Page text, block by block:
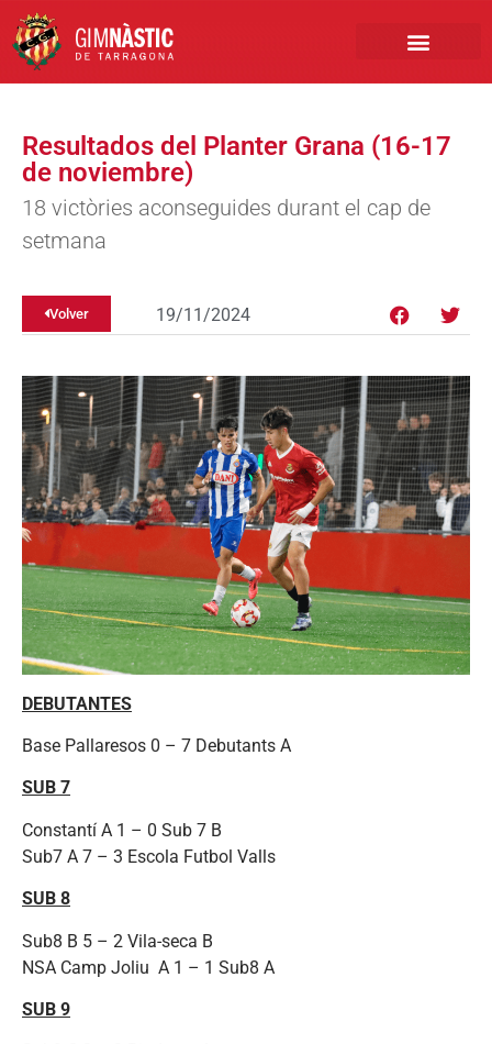
Resultados del Planter Grana (16-17
de noviembre)
18 victòries aconseguides durant el cap de
setmana
Volver 19/11/2024
DEBUTANTES
Base Pallaresos 0 – 7 Debutants A
SUB 7
Constantí A 1 – 0 Sub 7 B
Sub7 A 7 – 3 Escola Futbol Valls
SUB 8
Sub8 B 5 – 2 Vila-seca B
NSA Camp Joliu A 1 – 1 Sub8 A
SUB 9